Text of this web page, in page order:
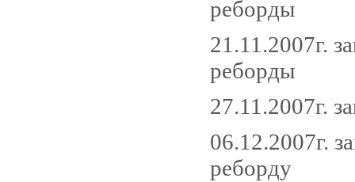
реборды
21.11.2007г.
реборды
27.11.2007г.
06.12.2007г.
реборду